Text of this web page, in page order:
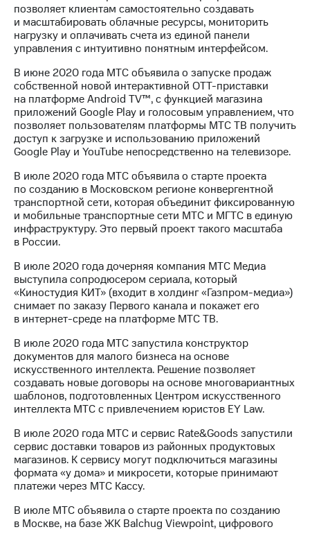
позволяет клиентам самостоятельно создавать
и масштабировать облачные ресурсы, мониторить
нагрузку и оплачивать счета из единой панели
управления c интуитивно понятным интерфейсом.
В июне 2020 года МТС объявила о запуске продаж
собственной новой интерактивной ОТТ-приставки
на платформе Android TV™, с функцией магазина
приложений Google Play и голосовым управлением, что
позволяет пользователям платформы МТС ТВ получить
доступ к загрузке и использованию приложений
Google Play и YouTube непосредственно на телевизоре.
В июле 2020 года МТС объявила о старте проекта
по созданию в Московском регионе конвергентной
транспортной сети, которая объединит фиксированную
и мобильные транспортные сети МТС и МГТС в единую
инфраструктуру. Это первый проект такого масштаба
в России.
В июле 2020 года дочерняя компания МТС Медиа
выступила сопродюсером сериала, который
«Киностудия КИТ» (входит в холдинг «Газпром-медиа»)
снимает по заказу Первого канала и покажет его
в интернет-среде на платформе МТС ТВ.
В июле 2020 года МТС запустила конструктор
документов для малого бизнеса на основе
искусственного интеллекта. Решение позволяет
создавать новые договоры на основе многовариантных
шаблонов, подготовленных Центром искусственного
интеллекта МТС с привлечением юристов EY Law.
В июле 2020 года МТС и сервис Rate&Goods запустили
сервис доставки товаров из районных продуктовых
магазинов. К сервису могут подключиться магазины
формата «у дома» и микросети, которые принимают
платежи через МТС Кассу.
В июле МТС объявила о старте проекта по созданию
в Москве, на базе ЖК Balchug Viewpoint, цифрового